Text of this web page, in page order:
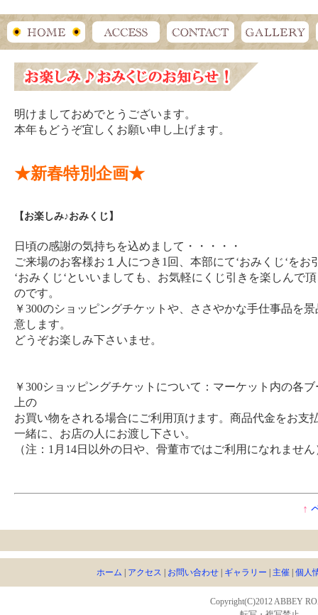
明けましておめでとうございます。
本年もどうぞ宜しくお願い申し上げます。
★新春特別企画★
【お楽しみ♪おみくじ】
日頃の感謝の気持ちを込めまして・・・・・
ご来場のお客様お１人につき1回、本部にて‘おみくじ‘をお
‘おみくじ‘といいましても、お気軽にくじ引きを楽しんで
のです。
￥300のショッピングチケットや、ささやかな手仕事品を
意します。
どうぞお楽しみ下さいませ。
￥300ショッピングチケットについて：マーケット内の各
上の
お買い物をされる場合にご利用頂けます。商品代金をお支
一緒に、お店の人にお渡し下さい。
（注：1月14日以外の日や、骨董市ではご利用になれません
↑
ホーム アクセス お問い合わせ ギャラリー 主催 個人
Copyright(C)2012 ABBEY